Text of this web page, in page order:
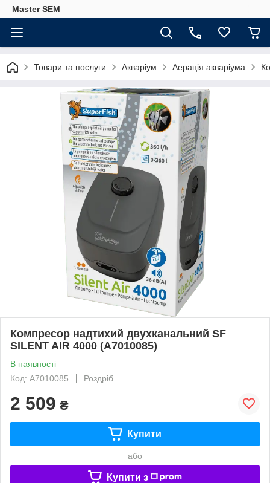
Master SEM
Товари та послуги Акваріум Аерація акваріума
Компресор надтихий двухканальний SF
SILENT AIR 4000 (A7010085)
В наявності
Код: A7010085
Роздріб
2 509 ₴
Купити
або
Купити з